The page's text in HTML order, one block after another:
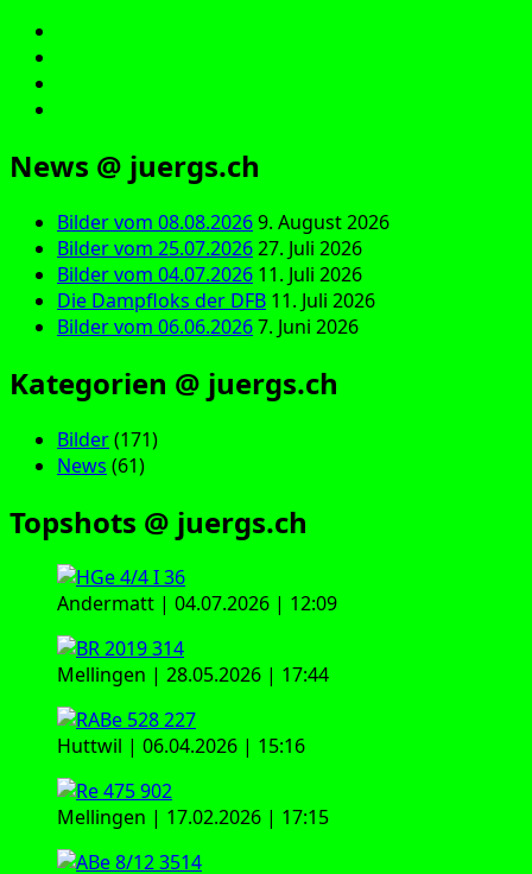
News @ juergs.ch
Bilder vom 08.08.20269. August 2026
Bilder vom 25.07.202627. Juli 2026
Bilder vom 04.07.2026 11. Juli 2026
Die Dampfloks der DFB 11. Juli 2026
Bilder vom 06.06.20267. Juni 2026
Kategorien @ juergs.ch
Bilder(171)
News (61)
Topshots @ juergs.ch
Andermatt | 04.07.2026 | 12:09
Mellingen | 28.05.2026 | 17:44
Huttwil | 06.04.2026 | 15:16
Mellingen | 17.02.2026 | 17:15